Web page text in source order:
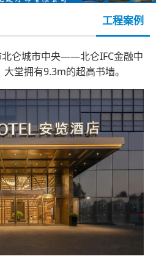
工程案例
北仑城市中央——北仑IFC金融中
堂拥有9.3m的超高书墙。